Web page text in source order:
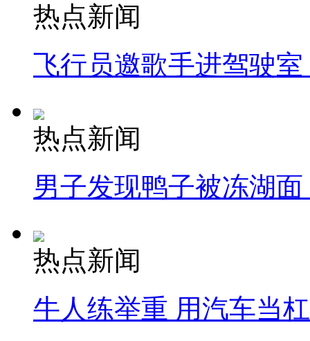
热点新闻
飞行员邀歌手进驾驶
热点新闻
男子发现鸭子被冻湖
热点新闻
牛人练举重 用汽车当